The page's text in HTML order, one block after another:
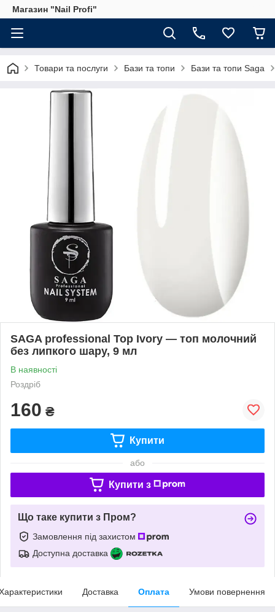
Магазин "Nail Profi"
Товари та послуги Бази та топи Бази та топи Saga
SAGA professional Top Ivory — топ молочний
без липкого шару, 9 мл
В наявності
Роздріб
160 ₴
Купити
або
Купити з
Що таке купити з Пром?
Замовлення під захистом
Доступна доставка
Доставка Оплата Умови повернення